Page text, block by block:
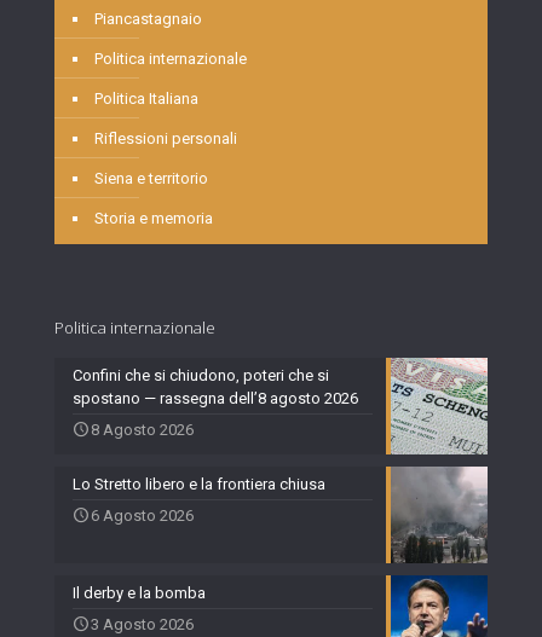
Piancastagnaio
Politica internazionale
Politica Italiana
Riflessioni personali
Siena e territorio
Storia e memoria
Politica internazionale
Confini che si chiudono, poteri che si
spostano — rassegna dell’8 agosto 2026
8 Agosto 2026
Lo Stretto libero e la frontiera chiusa
6 Agosto 2026
Il derby e la bomba
3 Agosto 2026